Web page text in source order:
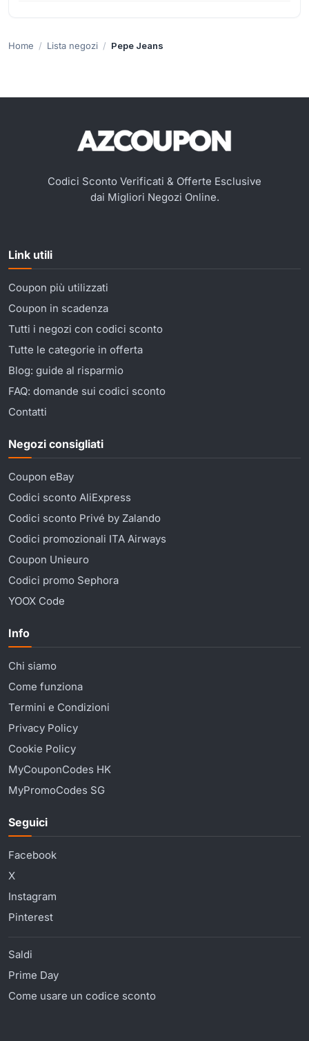
Home Lista negozi Pepe Jeans
Codici Sconto Verificati & Offerte Esclusive
dai Migliori Negozi Online.
Link utili
Coupon più utilizzati
Coupon in scadenza
Tutti i negozi con codici sconto
Tutte le categorie in offerta
Blog: guide al risparmio
FAQ: domande sui codici sconto
Contatti
Negozi consigliati
Coupon eBay
Codici sconto AliExpress
Codici sconto Privé by Zalando
Codici promozionali ITA Airways
Coupon Unieuro
Codici promo Sephora
YOOX Code
Info
Chi siamo
Come funziona
Termini e Condizioni
Privacy Policy
Cookie Policy
MyCouponCodes HK
MyPromoCodes SG
Seguici
Facebook
X
Instagram
Pinterest
Saldi
Prime Day
Come usare un codice sconto